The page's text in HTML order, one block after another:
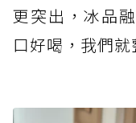
更突出，冰品
口好喝，我們就